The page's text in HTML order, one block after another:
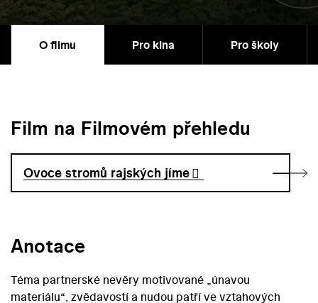
O filmu Pro kina Pro školy
Film na Filmovém přehledu
Ovoce stromů rajských jíme
Anotace
Téma partnerské nevěry motivované „únavou
materiálu“, zvědavostí a nudou patří ve vztahových